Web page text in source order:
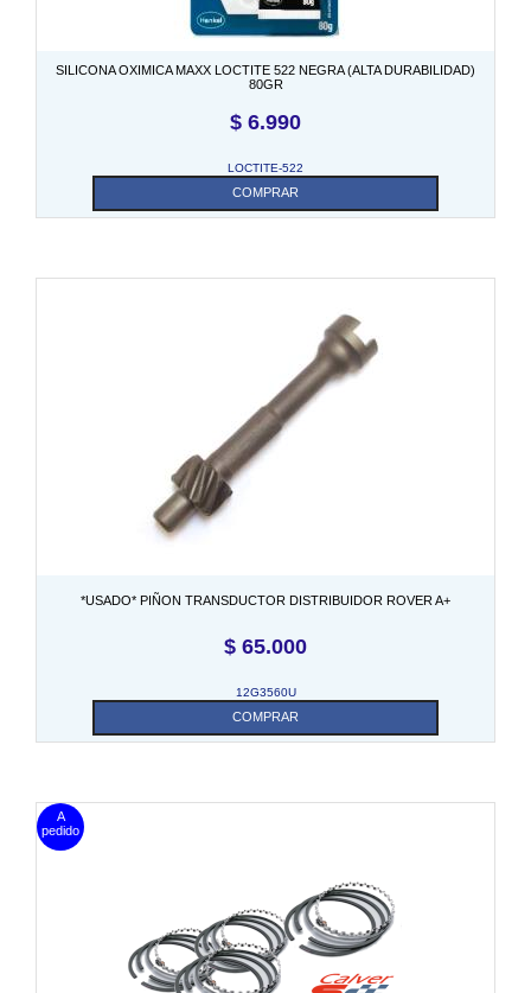
SILICONA OXIMICA MAXX LOCTITE 522 NEGRA (ALTA DURABILIDAD)
80GR
$ 6.990
LOCTITE-522
COMPRAR
*USADO* PIÑON TRANSDUCTOR DISTRIBUIDOR ROVER A+
$ 65.000
12G3560U
COMPRAR